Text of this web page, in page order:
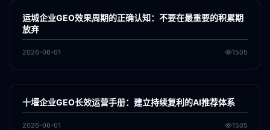
GEO
运城企业GEO效果周期的正确认知：不要在最重要的积累期
放弃
2026-06-01 1505
GEO
十堰企业GEO长效运营手册：建立持续复利的AI推荐体系
2026-06-01 1505